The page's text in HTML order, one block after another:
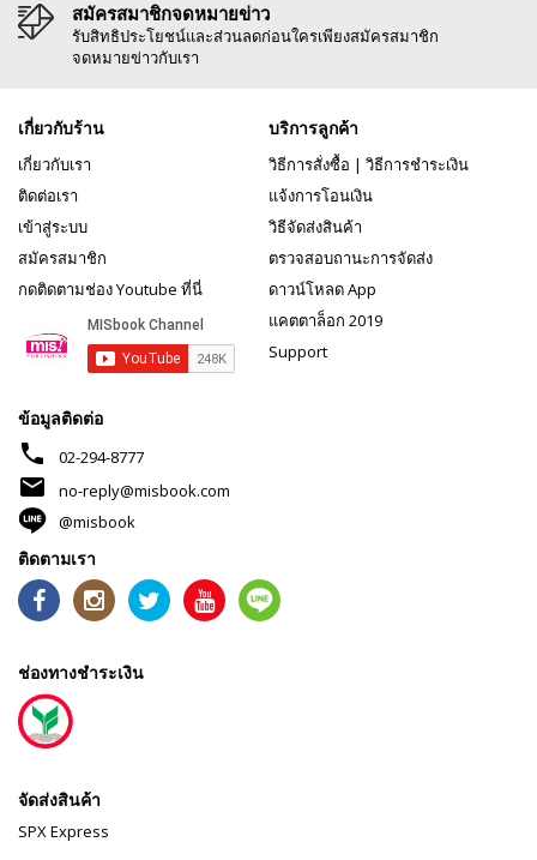
สมัครสมาชิกจดหมายข่าว
รับสิทธิประโยชน์และส่วนลดก่อนใครเพียงสมัครสมาชิก
จดหมายข่าวกับเรา
เกี่ยวกับร้าน
เกี่ยวกับเรา
ติดต่อเรา
เข้าสู่ระบบ
สมัครสมาชิก
กดติดตามช่อง Youtube ที่นี่
บริการลูกค้า
วิธีการสั่งซื้อ | วิธีการชำระเงิน
แจ้งการโอนเงิน
วิธีจัดส่งสินค้า
ตรวจสอบถานะการจัดส่ง
ดาวน์โหลด App
แคตตาล็อก 2019
Support
ข้อมูลติดต่อ
phone 02-294-8777
mail
no-reply@misbook.com
@misbook
ติดตามเรา
ช่องทางชำระเงิน
จัดส่งสินค้า
SPX Express